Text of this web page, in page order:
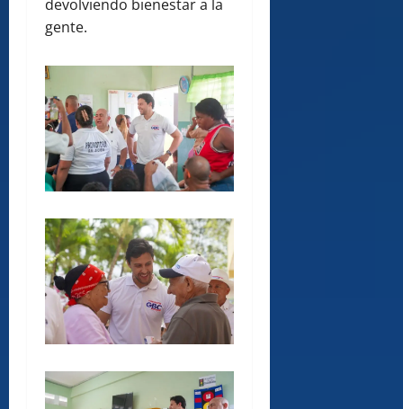
devolviendo bienestar a la
gente.